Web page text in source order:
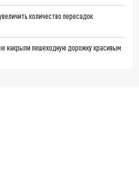
количество пересадок
накрыли пешеходную дорожку красивым